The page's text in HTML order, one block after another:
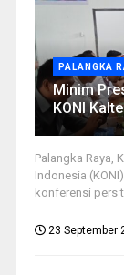
PALANGKA
Minim
KONI
Palangka Raya,
Indonesia
konferensi pers
23 September